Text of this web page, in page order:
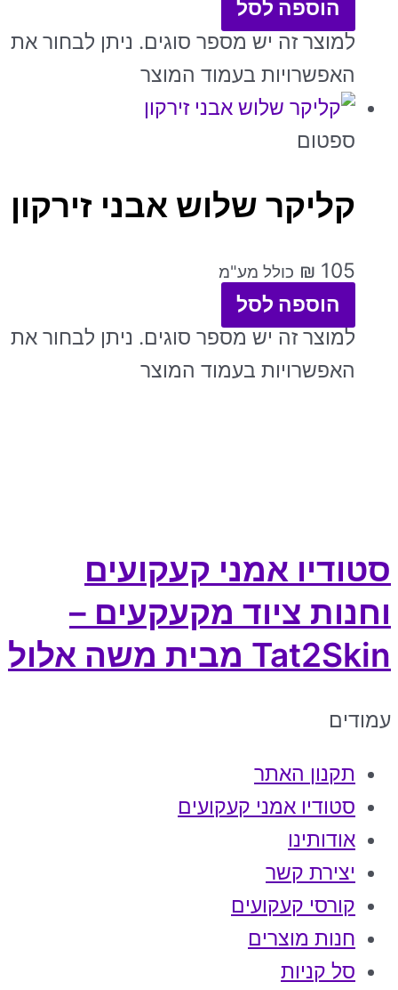
הוספה לסל
למוצר זה יש מספר סוגים. ניתן לבחור את
האפשרויות בעמוד המוצר
ספטום
קליקר שלוש אבני זירקון
₪ 105 כולל מע"מ
הוספה לסל
למוצר זה יש מספר סוגים. ניתן לבחור את
האפשרויות בעמוד המוצר
סטודיו אמני קעקועים
וחנות ציוד מקעקעים –
Tat2Skin מבית משה אלול
עמודים
תקנון האתר
סטודיו אמני קעקועים
אודותינו
יצירת קשר
קורסי קעקועים
חנות מוצרים
סל קניות